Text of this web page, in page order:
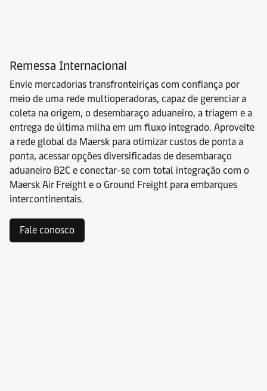
Remessa Internacional
Envie mercadorias transfronteiriças com confiança por
meio de uma rede multioperadoras, capaz de gerenciar a
coleta na origem, o desembaraço aduaneiro, a triagem e a
entrega de última milha em um fluxo integrado. Aproveite
a rede global da Maersk para otimizar custos de ponta a
ponta, acessar opções diversificadas de desembaraço
aduaneiro B2C e conectar-se com total integração com o
Maersk Air Freight e o Ground Freight para embarques
intercontinentais.
Fale conosco